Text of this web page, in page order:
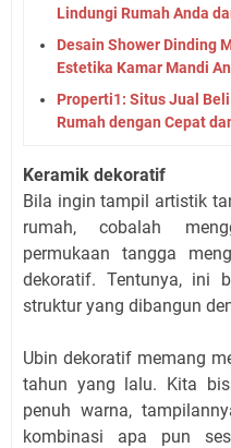
Lindungi Rumah Anda
Desain Shower Dinding
Estetika Kamar Mandi
Properti1: Situs Jual
Rumah dengan Cepat
Keramik dekoratif
Bila ingin tampil artistik
rumah, cobalah
permukaan tangga
dekoratif. Tentunya, ini
struktur yang dibangun
Ubin dekoratif memang
tahun yang lalu. Kita
penuh warna,
kombinasi apa pun